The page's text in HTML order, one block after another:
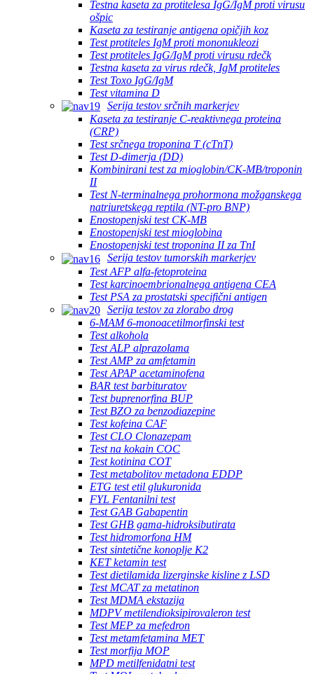
Testna kaseta za protitelesa IgG/IgM proti virusu
ošpic
Kaseta za testiranje antigena opičjih koz
Test protiteles IgM proti mononukleozi
Test protiteles IgG/IgM proti virusu rdečk
Testna kaseta za virus rdečk, IgM protiteles
Test Toxo IgG/IgM
Test vitamina D
Serija testov srčnih markerjev
Kaseta za testiranje C-reaktivnega proteina
(CRP)
Test srčnega troponina T (cTnT)
Test D-dimerja (DD)
Kombinirani test za mioglobin/CK-MB/troponin
II
Test N-terminalnega prohormona možganskega
natriuretskega reptila (NT-pro BNP)
Enostopenjski test CK-MB
Enostopenjski test mioglobina
Enostopenjski test troponina II za TnI
Serija testov tumorskih markerjev
Test AFP alfa-fetoproteina
Test karcinoembrionalnega antigena CEA
Test PSA za prostatski specifični antigen
Serija testov za zlorabo drog
6-MAM 6-monoacetilmorfinski test
Test alkohola
Test ALP alprazolama
Test AMP za amfetamin
Test APAP acetaminofena
BAR test barbituratov
Test buprenorfina BUP
Test BZO za benzodiazepine
Test kofeina CAF
Test CLO Clonazepam
Test na kokain COC
Test kotinina COT
Test metabolitov metadona EDDP
ETG test etil glukuronida
FYL Fentanilni test
Test GAB Gabapentin
Test GHB gama-hidroksibutirata
Test hidromorfona HM
Test sintetične konoplje K2
KET ketamin test
Test dietilamida lizerginske kisline z LSD
Test MCAT za metatinon
Test MDMA ekstazija
MDPV metilendioksipirovaleron test
Test MEP za mefedron
Test metamfetamina MET
Test morfija MOP
MPD metilfenidatni test